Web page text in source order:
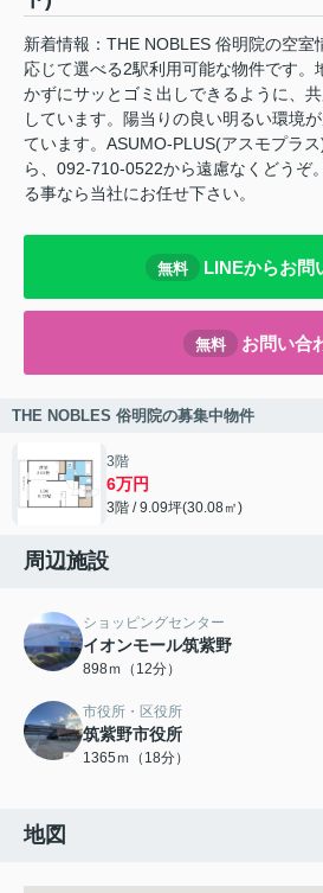
新着情報：THE NOBLES 俗明院の空室
応じて選べる2駅利用可能な物件です。
かずにサッとゴミ出しできるように、
しています。陽当りの良い明るい環境
ています。ASUMO-PLUS(アスモプラ
ら、092-710-0522から遠慮なくどうぞ
る事なら当社にお任せ下さい。
無料 LINEからお問
無料 お問い合
THE NOBLES 俗明院の募集中物件
3階
6万円
3階 / 9.09坪(30.08㎡)
周辺施設
ショッピングセンター
イオンモール筑紫野
898ｍ（12分）
市役所・区役所
筑紫野市役所
1365ｍ（18分）
地図